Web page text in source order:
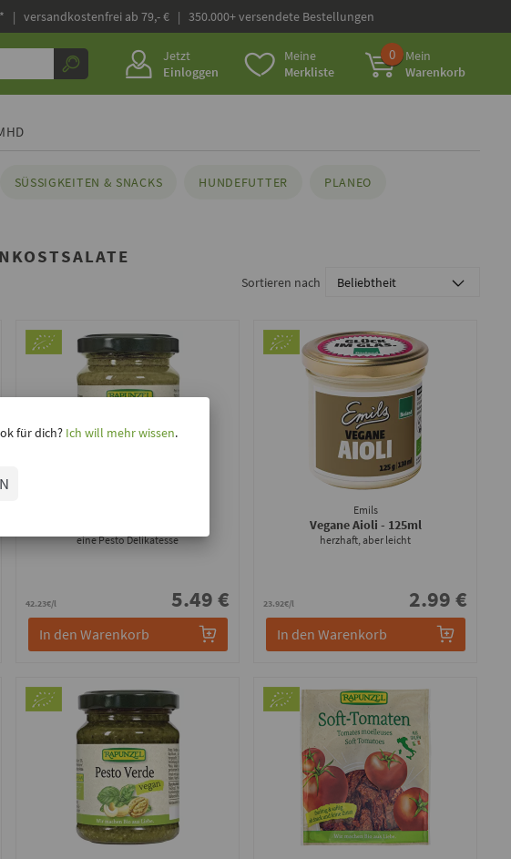
| versandkostenfrei ab 79,- € | 350.000+ versendete Bestellungen
Jetzt
Einloggen
Meine
Merkliste
0
Mein
Warenkorb
SÜSSIGKEITEN & SNACKS HUNDEFUTTER PLANEO
Sortieren nach
eine Pesto Delikatesse
42.23€/l 5.49 €
In den Warenkorb
Emils
Vegane Aioli - 125ml
herzhaft, aber leicht
23.92€/l 2.99 €
In den Warenkorb
für dich?Ich will mehr wissen.